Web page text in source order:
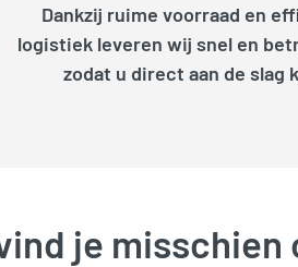
Dankzij ruime voorraad en
logistiek leveren wij snel en
zodat u direct aan de slag
je misschien